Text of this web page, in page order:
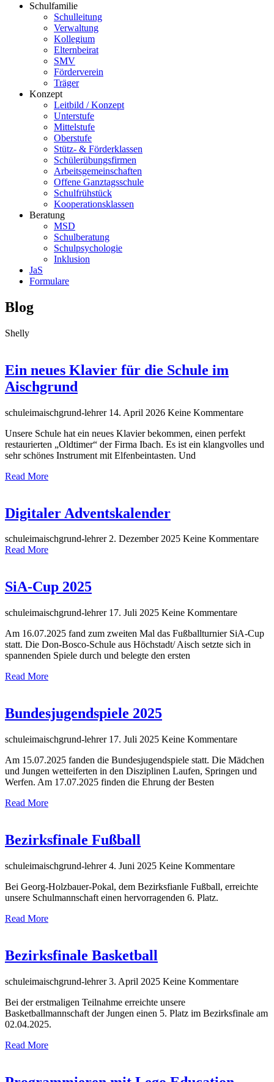
Schulfamilie
Schulleitung
Verwaltung
Kollegium
Elternbeirat
SMV
Förderverein
Träger
Konzept
Leitbild / Konzept
Unterstufe
Mittelstufe
Oberstufe
Stütz- & Förderklassen
Schülerübungsfirmen
Arbeitsgemeinschaften
Offene Ganztagsschule
Schulfrühstück
Kooperationsklassen
Beratung
MSD
Schulberatung
Schulpsychologie
Inklusion
JaS
Formulare
Blog
Shelly
Ein neues Klavier für die Schule im
Aischgrund
schuleimaischgrund-lehrer 14. April 2026 Keine Kommentare
Unsere Schule hat ein neues Klavier bekommen, einen perfekt
restaurierten „Oldtimer“ der Firma Ibach. Es ist ein klangvolles und
sehr schönes Instrument mit Elfenbeintasten. Und
Read More
Digitaler Adventskalender
schuleimaischgrund-lehrer2. Dezember 2025 Keine Kommentare
Read More
SiA-Cup 2025
schuleimaischgrund-lehrer 17. Juli 2025 Keine Kommentare
Am 16.07.2025 fand zum zweiten Mal das Fußballturnier SiA-Cup
statt. Die Don-Bosco-Schule aus Höchstadt/ Aisch setzte sich in
spannenden Spiele durch und belegte den ersten
Read More
Bundesjugendspiele 2025
schuleimaischgrund-lehrer 17. Juli 2025 Keine Kommentare
Am 15.07.2025 fanden die Bundesjugendspiele statt. Die Mädchen
und Jungen wetteiferten in den Disziplinen Laufen, Springen und
Werfen. Am 17.07.2025 finden die Ehrung der Besten
Read More
Bezirksfinale Fußball
schuleimaischgrund-lehrer4. Juni 2025 Keine Kommentare
Bei Georg-Holzbauer-Pokal, dem Bezirksfianle Fußball, erreichte
unsere Schulmannschaft einen hervorragenden 6. Platz.
Read More
Bezirksfinale Basketball
schuleimaischgrund-lehrer3. April 2025 Keine Kommentare
Bei der erstmaligen Teilnahme erreichte unsere
Basketballmannschaft der Jungen einen 5. Platz im Bezirksfinale am
02.04.2025.
Read More